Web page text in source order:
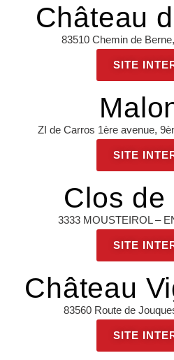
Château
83510 Chemin de
SITE
ZI de Carros 1ère avenue,
SITE
Clos de
3333 MOUSTEIROL –
SITE
Château
83560 Route de
SITE